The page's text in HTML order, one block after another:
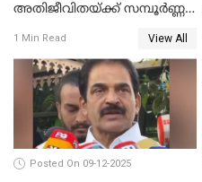
അതിജീവിതയ്ക്ക് സമ്പൂര്‍ണ്ണ
MLA WATCH VIDEO
1 Min Read View All
Posted On 09-12-2025